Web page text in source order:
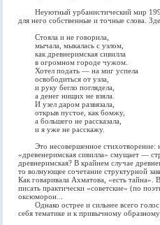
Неуютный урбанистический мир
для него собственные и точные слова.
Стояла и не говорила,
мычала, мыкалась с узлом,
как древнеримская сивилла
в огромном городе чужом.
Хотел подать — на миг успела
освободиться от узла,
и руку бегло поглядела,
а денег нищих не взяла.
И узел даром развязала,
открыв пустое, как бомжу,
а большего не рассказала,
и я уже не расскажу.
Это несовершенное стихотворение:
«древенеримская сивилла» смущает —
древнеримская? В крайнем случае
то волнующее сочетание структурной
Как говаривала Ахматова, «есть тайна».
писать практически «советские» (по
оксюморон...
Однако острее и сильнее всего голос
себя тематике и к привычному